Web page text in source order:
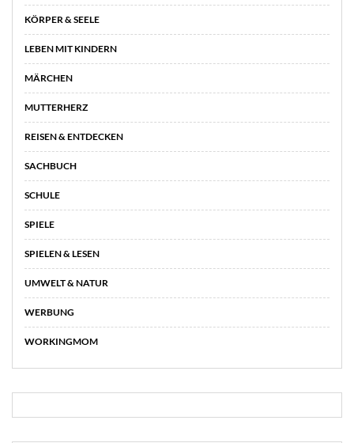
KÖRPER & SEELE
LEBEN MIT KINDERN
MÄRCHEN
MUTTERHERZ
REISEN & ENTDECKEN
SACHBUCH
SCHULE
SPIELE
SPIELEN & LESEN
UMWELT & NATUR
WERBUNG
WORKINGMOM